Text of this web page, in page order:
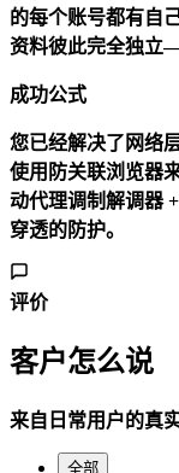
的每个账号都有自
资料彼此完全独立
成功公式
您已经解决了网络
使用防关联浏览器
动代理调制解调器
穿透的防护。
评价
客户怎么说
来自日常用户的真
全部